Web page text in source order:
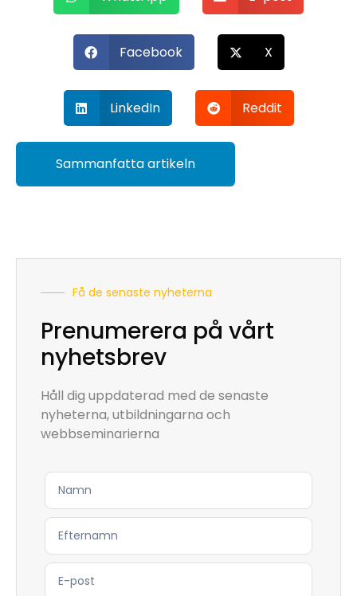
Facebook X
LinkedIn Reddit
Sammanfatta artikeln
Få de senaste nyheterna
Prenumerera på vårt
nyhetsbrev
Håll dig uppdaterad med de senaste
nyheterna, utbildningarna och
webbseminarierna